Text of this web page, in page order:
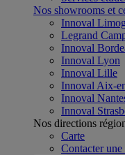
Nos showrooms et
Innoval
Legrand
Innoval
Innoval Lyon
Innoval Lille
Innoval Aix-
Innoval
Innoval
Nos directions
Carte
Contacter